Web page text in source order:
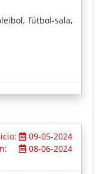
fútbol-sala,
09-05-2024
08-06-2024